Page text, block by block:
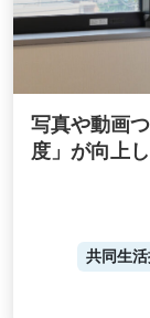
写真や動画
度」が向上
共同生